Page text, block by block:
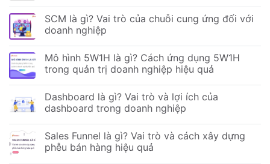
SCM là gì? Vai trò của chuỗi cung ứng đối với
doanh nghiệp
Mô hình 5W1H là gì? Cách ứng dụng 5W1H
trong quản trị doanh nghiệp hiệu quả
Dashboard là gì? Vai trò và lợi ích của
dashboard trong doanh nghiệp
Sales Funnel là gì? Vai trò và cách xây dựng
phễu bán hàng hiệu quả